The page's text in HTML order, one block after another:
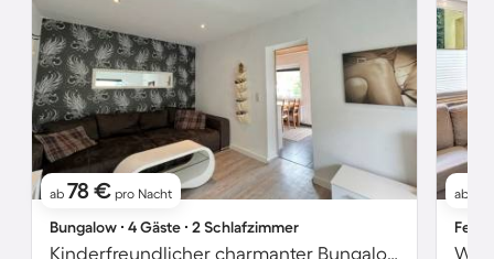
ab 78 € pro Nacht
Bungalow ∙ 4 Gäste ∙ 2 Schlafzimmer
Kinderfreundlicher charmanter Bungalow mit Terrasse, Garten und Grill | Haustierfreundlich
ab